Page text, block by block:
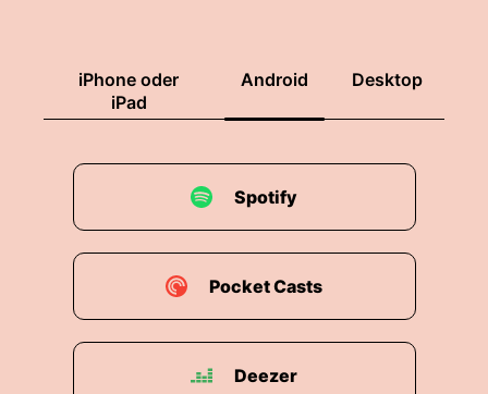
iPhone oder
iPad
Android Desktop
Spotify
Pocket Casts
Deezer